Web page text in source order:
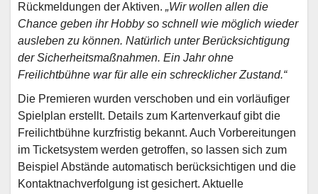
Rückmeldungen der Aktiven. „Wir wollen allen die
Chance geben ihr Hobby so schnell wie möglich wieder
ausleben zu können. Natürlich unter Berücksichtigung
der Sicherheitsmaßnahmen. Ein Jahr ohne
Freilichtbühne war für alle ein schrecklicher Zustand.“
Die Premieren wurden verschoben und ein vorläufiger
Spielplan erstellt. Details zum Kartenverkauf gibt die
Freilichtbühne kurzfristig bekannt. Auch Vorbereitungen
im Ticketsystem werden getroffen, so lassen sich zum
Beispiel Abstände automatisch berücksichtigen und die
Kontaktnachverfolgung ist gesichert. Aktuelle